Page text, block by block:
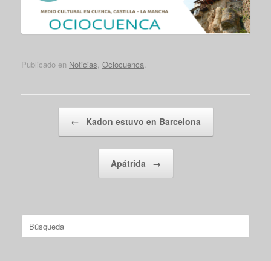
Publicado en Noticias Ociocuenca
← Kadon estuvo en Barcelona
Apátrida →
Buscar: